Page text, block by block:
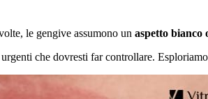
le gengive assumono un aspetto bianco
che dovresti far controllare.